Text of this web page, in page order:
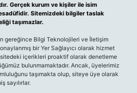
Gerçek kurum ve kişiler ile isim
Sitemizdeki bilgiler taslak
taşımazlar.
gereğince Bilgi Teknolojileri ve İletişim
bir Yer Sağlayıcı olarak hizmet
içerikleri proaktif olarak denetleme
bulunmamaktadır. Ancak, üyelerimiz
taşımakta olup, siteye üye olarak
sayılırlar.